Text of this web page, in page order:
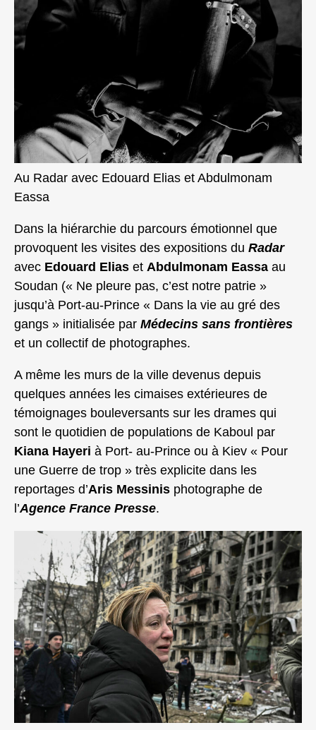
Au Radar avec Edouard Elias et Abdulmonam
Eassa
Dans la hiérarchie du parcours émotionnel que
provoquent les visites des expositions du Radar
avec Edouard Elias et Abdulmonam Eassa au
Soudan (« Ne pleure pas, c’est notre patrie »
jusqu’à Port-au-Prince « Dans la vie au gré des
gangs » initialisée par Médecins sans frontières
et un collectif de photographes.
A même les murs de la ville devenus depuis
quelques années les cimaises extérieures de
témoignages bouleversants sur les drames qui
sont le quotidien de populations de Kaboul par
Kiana Hayeri à Port- au-Prince ou à Kiev « Pour
une Guerre de trop » très explicite dans les
reportages d’Aris Messinis photographe de
l’Agence France Presse.